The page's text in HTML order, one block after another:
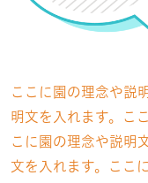
ここに園の理念や説
明文を入れます。こ
こに園の理念や説明
文を入れます。ここ